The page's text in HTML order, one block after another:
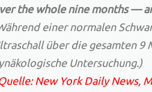
the whole nine months —
einer normalen
über die gesamten
Untersuchung.)
New York Daily News,